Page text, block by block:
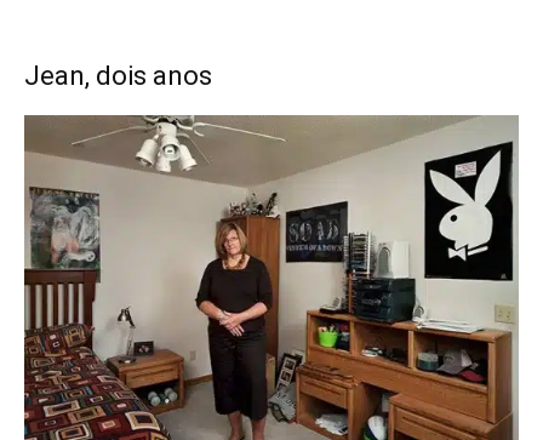
Jean, dois anos